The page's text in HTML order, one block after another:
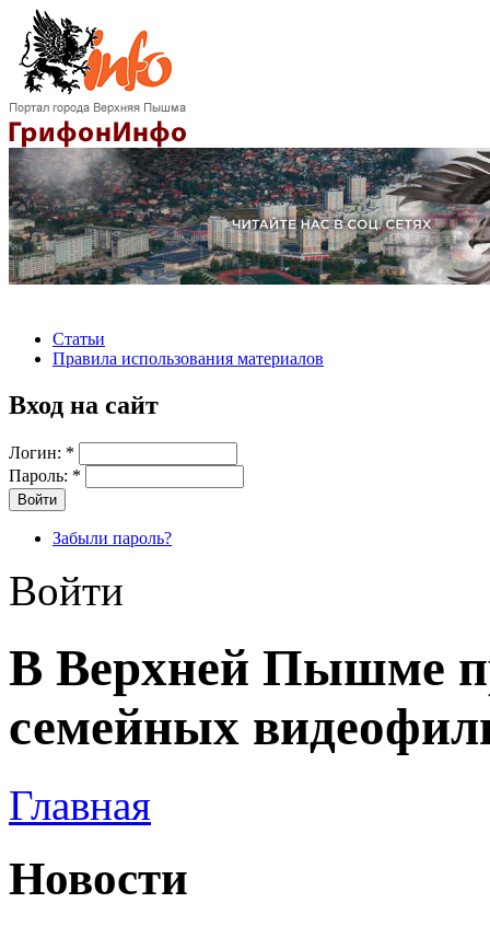
Статьи
Правила использования материалов
Вход на сайт
Логин: *
Пароль: *
Забыли пароль?
Войти
В Верхней Пышме
семейных
Главная
Новости